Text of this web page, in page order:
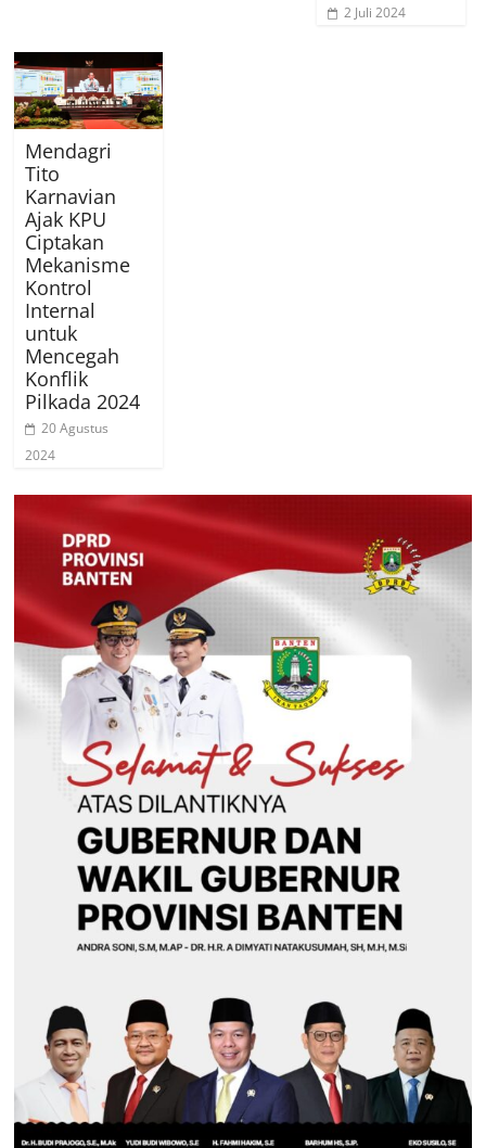
2 Juli 2024
Mendagri
Tito
Karnavian
Ajak KPU
Ciptakan
Mekanisme
Kontrol
Internal
untuk
Mencegah
Konflik
Pilkada 2024
20 Agustus
2024